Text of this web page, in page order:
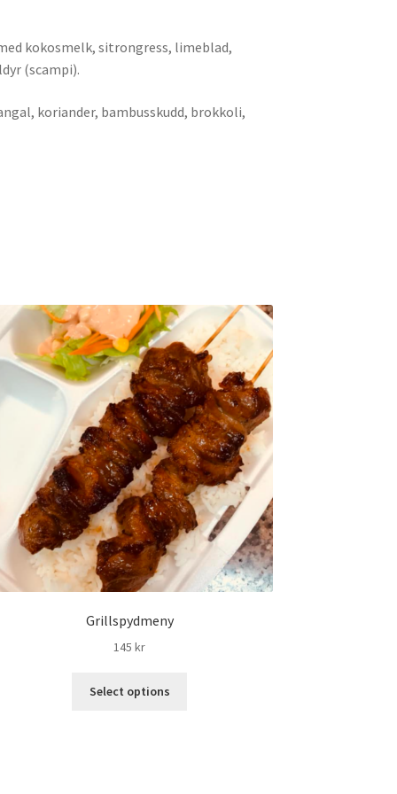
kokosmelk, sitrongress, limeblad,
(scampi).
koriander, bambusskudd, brokkoli,
Grillspydmeny
145kr
Select options